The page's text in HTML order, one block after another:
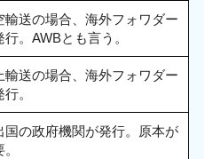
輸送の場合、海外フォワダー
行。AWBとも言う。
輸送の場合、海外フォワダー
。
国の政府機関が発行。原本が